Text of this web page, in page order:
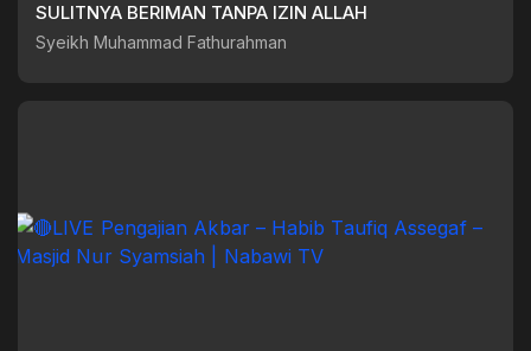
SULITNYA BERIMAN TANPA IZIN ALLAH
Syeikh Muhammad Fathurahman